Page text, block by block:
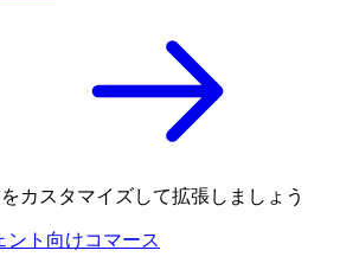
カスタマイズして拡張しましょう
ント向けコマース